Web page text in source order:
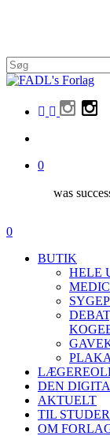
content
Close
facebook
linkedin
instagram
0
was
Menu
search
0
BUTIK
HELE
DEN
AKTUELT
TIL
OM